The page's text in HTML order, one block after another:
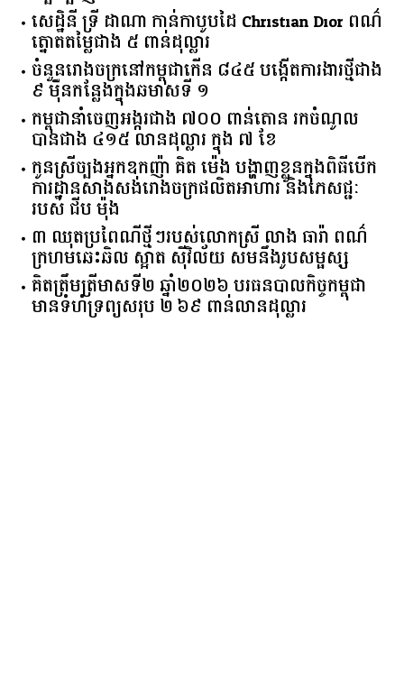
សេដ្ឋិនី ទ្រី ដាណា កាន់កាបូបដៃ Christian Dior ពណ៌
ត្នោតតម្លៃជាង ៥ ពាន់ដុល្លារ
ចំនួន​រោងចក្រ​នៅ​កម្ពុជា​កើន​ ​៨៤៥​ ​បង្កើត​ការងារ​ថ្មី​ជាង​
​៩​ ​ម៉ឺន​កន្លែង​ក្នុង​ឆមាស​ទី ​១​
កម្ពុជានាំចេញអង្ករជាង ៧០០ ពាន់តោន រកចំណូល
បានជាង ៤១៥ លានដុល្លារ ក្នុង ៧ ខែ
កូនស្រីច្បងអ្នកឧកញ៉ា គិត ម៉េង បង្ហាញខ្លួនក្នុងពិធីបើក
ការដ្ឋានសាងសង់រោងចក្រផលិតអាហារ និងភេសជ្ជៈ
របស់ ជីប ម៉ុង
៣ ឈុតប្រពៃណីថ្មីៗរបស់លោកស្រី លាង ធារ៉ា ពណ៌
ក្រហមឆេះឆិល ស្អាត ​ស៊ីវិល័យ សមនឹងរូបសម្ផស្ស
គិត​ត្រឹមត្រីមាស​ទី​២​ ​ឆ្នាំ​២០២៦​ បរធន​បាលកិច្ច​កម្ពុជា​ ​
មាន​ទំហំ​ទ្រព្យ​សរុប​ ​២.៦៩​ ​ពាន់លាន​ដុល្លារ​